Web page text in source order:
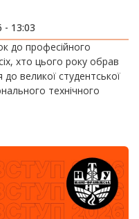
- 13:03
до професійного
хто цього року обрав
до великої студентської
технічного